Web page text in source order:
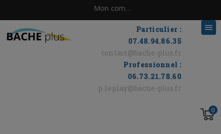
Mon compte
Particulier :
07.48.94.86.35
contact@bache-plus.fr
Professionnel :
06.73.21.78.60
p.leplay@bache-plus.fr

0